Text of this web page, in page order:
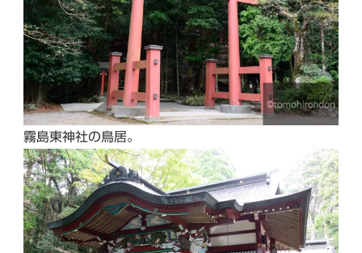
霧島東神社の鳥居。